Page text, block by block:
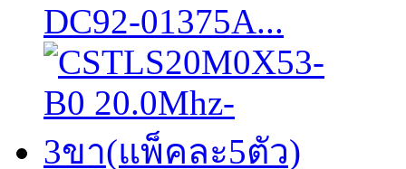
DC92-01375A...